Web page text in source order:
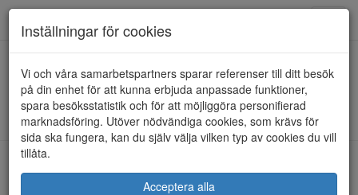
HEM ULRIKA DESIGN
Kunde inte hitta några artiklar...
LEVERANS INOM 4 DAGAR INOM SVERIGE
Inställningar för cookies
Vi och våra samarbetspartners sparar referenser till ditt besök
på din enhet för att kunna erbjuda anpassade funktioner,
spara besöksstatistik och för att möjliggöra personifierad
marknadsföring. Utöver nödvändiga cookies, som krävs för
sida ska fungera, kan du själv välja vilken typ av cookies du vill
tillåta.
Acceptera alla